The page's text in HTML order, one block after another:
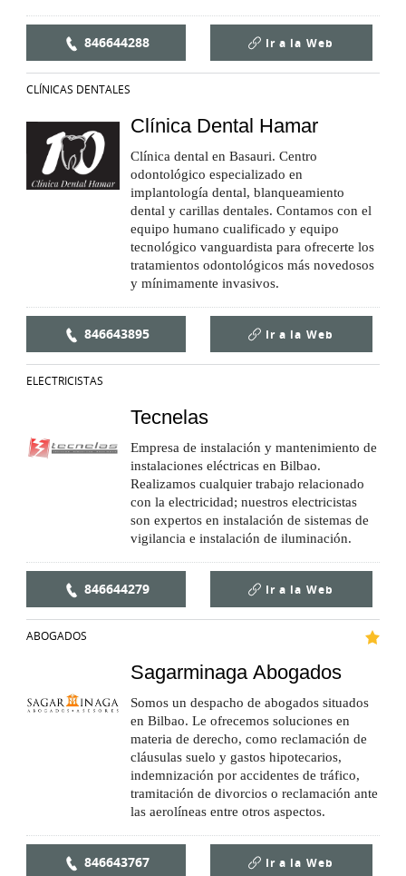
846644288 Ir a la Web
CLÍNICAS DENTALES
Clínica Dental Hamar
Clínica dental en Basauri. Centro
odontológico especializado en
implantología dental, blanqueamiento
dental y carillas dentales. Contamos con el
equipo humano cualificado y equipo
tecnológico vanguardista para ofrecerte los
tratamientos odontológicos más novedosos
y mínimamente invasivos.
846643895 Ir a la Web
ELECTRICISTAS
Tecnelas
Empresa de instalación y mantenimiento de
instalaciones eléctricas en Bilbao.
Realizamos cualquier trabajo relacionado
con la electricidad; nuestros electricistas
son expertos en instalación de sistemas de
vigilancia e instalación de iluminación.
846644279 Ir a la Web
ABOGADOS
Sagarminaga Abogados
Somos un despacho de abogados situados
en Bilbao. Le ofrecemos soluciones en
materia de derecho, como reclamación de
cláusulas suelo y gastos hipotecarios,
indemnización por accidentes de tráfico,
tramitación de divorcios o reclamación ante
las aerolíneas entre otros aspectos.
846643767 Ir a la Web